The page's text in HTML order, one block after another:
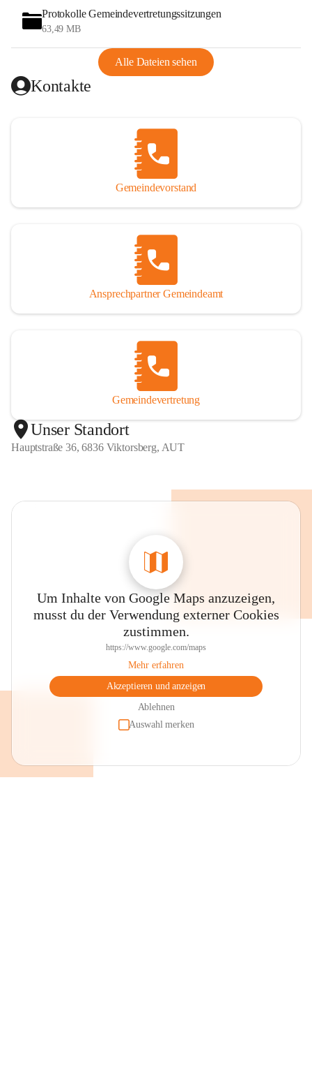
Protokolle Gemeindevertretungssitzungen
63,49 MB
Alle Dateien sehen
Kontakte
Gemeindevorstand
Ansprechpartner Gemeindeamt
Gemeindevertretung
Unser Standort
Hauptstraße 36, 6836 Viktorsberg, AUT
Um Inhalte von Google Maps anzuzeigen,
musst du der Verwendung externer Cookies
zustimmen.
https://www.google.com/maps
Mehr erfahren
Akzeptieren und anzeigen
Ablehnen
Auswahl merken